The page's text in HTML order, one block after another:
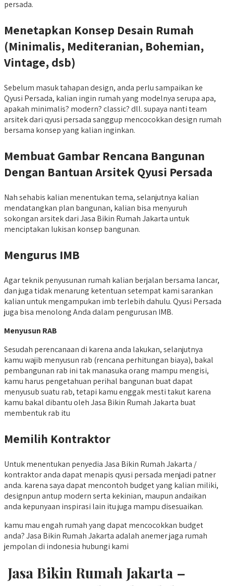
persada.
Menetapkan Konsep Desain Rumah
(Minimalis, Mediteranian, Bohemian,
Vintage, dsb)
Sebelum masuk tahapan design, anda perlu sampaikan ke
Qyusi Persada, kalian ingin rumah yang modelnya serupa apa,
apakah minimalis? modern? classic? dll. supaya nanti team
arsitek dari qyusi persada sanggup mencocokkan design rumah
bersama konsep yang kalian inginkan.
Membuat Gambar Rencana Bangunan
Dengan Bantuan Arsitek Qyusi Persada
Nah sehabis kalian menentukan tema, selanjutnya kalian
mendatangkan plan bangunan, kalian bisa menyuruh
sokongan arsitek dari Jasa Bikin Rumah Jakarta untuk
menciptakan lukisan konsep bangunan.
Mengurus IMB
Agar teknik penyusunan rumah kalian berjalan bersama lancar,
dan juga tidak menarung ketentuan setempat kami sarankan
kalian untuk mengampukan imb terlebih dahulu. Qyusi Persada
juga bisa menolong Anda dalam pengurusan IMB.
Menyusun RAB
Sesudah perencanaan di karena anda lakukan, selanjutnya
kamu wajib menyusun rab (rencana perhitungan biaya), bakal
pembangunan rab ini tak manasuka orang mampu mengisi,
kamu harus pengetahuan perihal bangunan buat dapat
menyusub suatu rab, tetapi kamu enggak mesti takut karena
kamu bakal dibantu oleh Jasa Bikin Rumah Jakarta buat
membentuk rab itu
Memilih Kontraktor
Untuk menentukan penyedia Jasa Bikin Rumah Jakarta /
kontraktor anda dapat menapis qyusi persada menjadi patner
anda. karena saya dapat mencontoh budget yang kalian miliki,
designpun antup modern serta kekinian, maupun andaikan
anda kepunyaan inspirasi lain itu juga mampu disesuaikan.
kamu mau engah rumah yang dapat mencocokkan budget
anda? Jasa Bikin Rumah Jakarta adalah anemer jaga rumah
jempolan di indonesia hubungi kami
Jasa Bikin Rumah Jakarta –